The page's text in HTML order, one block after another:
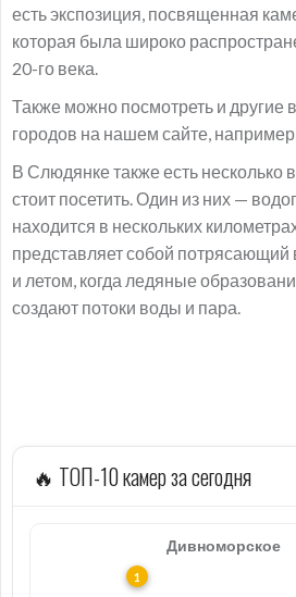
есть экспозиция, посвященная
которая была широко
20-го века.
Также можно посмотреть и другие
городов на нашем сайте,
В Слюдянке также есть несколько
стоит посетить. Один из них —
находится в нескольких
представляет собой потрясающий
и летом, когда ледяные
создают потоки воды и пара.
🔥 ТОП-10 камер за сегодня
Дивноморское